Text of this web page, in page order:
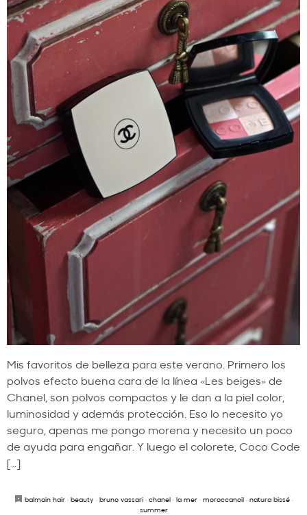
Mis favoritos de belleza para este verano. Primero los
polvos efecto buena cara de la línea «Les beiges» de
Chanel, son polvos compactos y le dan a la piel color,
luminosidad y además protección. Eso lo necesito yo
seguro, apenas me pongo morena y necesito un poco
de ayuda para engañar. Y luego el colorete, Coco Code
[…]
balmain hair· beauty· bruno vassari· chanel· la mer· moroccanoil· natura bissé·
summer